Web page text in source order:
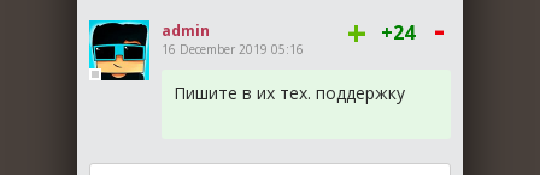
admin
16 December 2019 05:16 + +24 -
Пишите в их тех. поддержку